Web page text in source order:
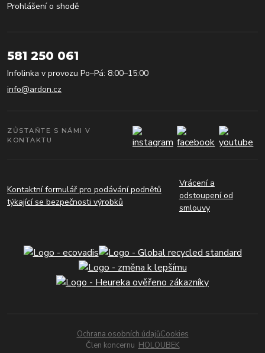
Prohlášení o shodě
581 250 061
Infolinka v provozu Po–Pá: 8:00–15:00
info@ardon.cz
ZŮSTAŇTE S NÁMI V
KONTAKTU
Kontaktní formulář pro podávání podnětů
týkající se bezpečnosti výrobků
Vrácení a
odstoupení od
smlouvy
Ochrana osobních údajůCookies
Člen koncernu HOLOUBEK